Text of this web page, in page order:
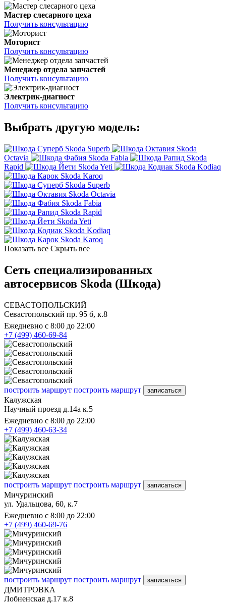
Мастер слесарного цеха
Получить консультацию
Моторист
Получить консультацию
Менеджер отдела запчастей
Получить консультацию
Электрик-диагност
Получить консультацию
Выбрать другую модель:
Skoda Superb
Skoda
Octavia
Skoda Fabia
Skoda
Rapid
Skoda Yeti
Skoda Kodiaq
Skoda Karoq
Skoda Superb
Skoda Octavia
Skoda Fabia
Skoda Rapid
Skoda Yeti
Skoda Kodiaq
Skoda Karoq
Показать все Скрыть все
Сеть специализированных
автосервисов Skoda (Шкода)
СЕВАСТОПОЛЬСКИЙ
Севастопольский пр. 95 б, к.8
Ежедневно с 8:00 до 22:00
+7 (499) 460-69-84
построить маршрут построить маршрут записаться
Калужская
Научный проезд д.14а к.5
Ежедневно с 8:00 до 22:00
+7 (499) 460-63-34
построить маршрут построить маршрут записаться
Мичуринский
ул. Удальцова, 60, к.7
Ежедневно с 8:00 до 22:00
+7 (499) 460-69-76
построить маршрут построить маршрут записаться
ДМИТРОВКА
Лобненская д.17 к.8